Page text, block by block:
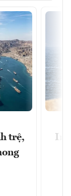
trệ,